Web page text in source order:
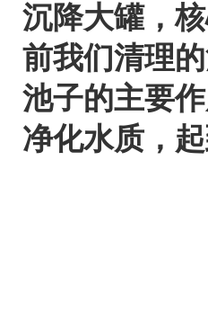
沉降大罐，
前我们清理
池子的主要
净化水质，